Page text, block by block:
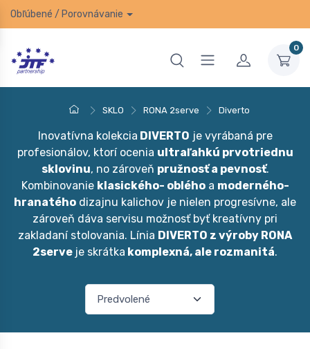
Obľúbené / Porovnávanie
0
SKLO RONA 2serve Diverto
Inovatívna kolekcia DIVERTO je vyrábaná pre
profesionálov, ktorí ocenia ultraľahkú prvotriednu
sklovinu, no zároveň pružnosť a pevnosť.
Kombinovanie klasického- obléhoa moderného-
hranatého dizajnu kalichov je nielen progresívne, ale
zároveň dáva servisu možnosť byť kreatívny pri
zakladaní stolovania. Línia DIVERTO z výroby RONA
2serve je skrátka komplexná, ale rozmanitá.